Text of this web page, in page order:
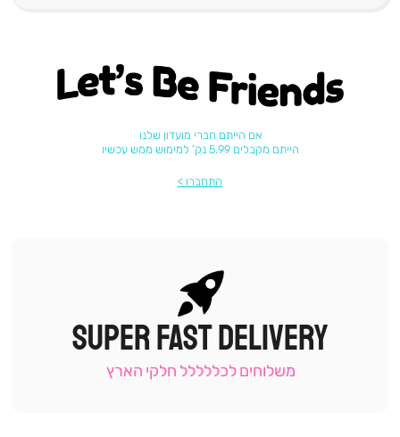
Let's be friends
אם הייתם חברי מועדון שלנו
הייתם מקבלים 5.99 נק' למימוש ממש עכשיו
התחברו
|
תומכי
-
SUPER FAST DELIVERY
משלוחים לכללללל חלקי הארץ